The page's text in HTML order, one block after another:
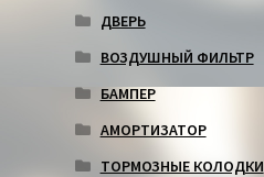
ДВЕРЬ
ВОЗДУШНЫЙ ФИЛЬТР
БАМПЕР
АМОРТИЗАТОР
ТОРМОЗНЫЕ КОЛОДКИ